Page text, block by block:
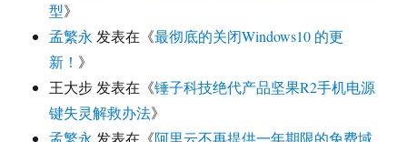
型》
孟繁永 发表在《最彻底的关闭Windows10 的更
新！ 》
王大步 发表在《锤子科技绝代产品坚果R2手机电源
键失灵解救办法》
孟繁永 发表在《阿里云不再提供一年期限的免费域